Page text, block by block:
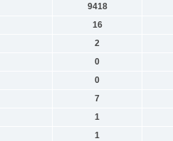
9418
16
2
0
0
7
1
1